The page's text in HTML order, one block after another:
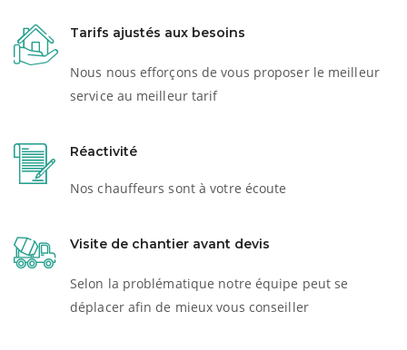
Tarifs ajustés aux besoins
Nous nous efforçons de vous proposer le meilleur
service au meilleur tarif
Réactivité
Nos chauffeurs sont à votre écoute
Visite de chantier avant devis
Selon la problématique notre équipe peut se
déplacer afin de mieux vous conseiller